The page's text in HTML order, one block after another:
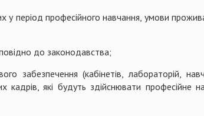
період професійного навчання, умови
до законодавства;
забезпечення (кабінетів, лабораторій,
які будуть здійснювати професійне